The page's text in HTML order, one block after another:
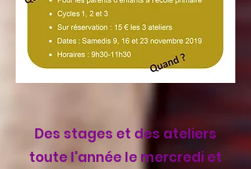
Des stages et des ateliers
toute l'année le mercredi et